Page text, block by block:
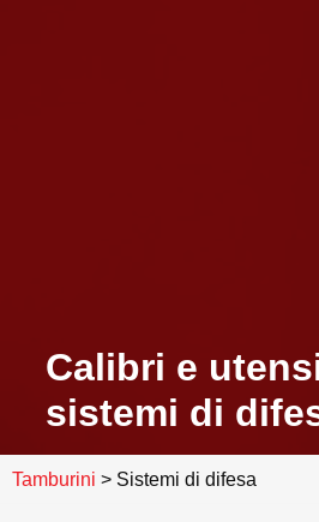
Calibri e
sistemi di
Tamburini > Sistemi di difesa